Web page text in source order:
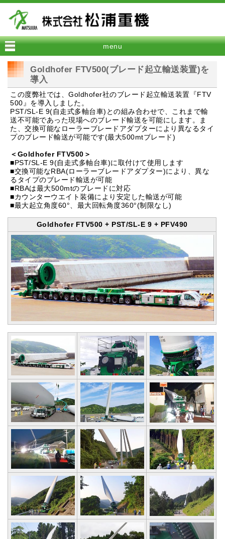
menu
Goldhofer FTV500(ブレード起立輸送装置)を
導入
この度弊社では、Goldhofer社のブレード起立輸送装置『FTV
500』を導入しました。
PST/SL-E 9(自走式多軸台車)との組み合わせで、これまで輸
送不可能であった現場へのブレード輸送を可能にします。ま
た、交換可能なローラーブレードアダプターにより異なるタイ
プのブレード輸送が可能です(最大500mtブレード)
＜Goldhofer FTV500＞
■PST/SL-E 9(自走式多軸台車)に取付けて使用します
■交換可能なRBA(ローラーブレードアダプター)により、異な
るタイプのブレード輸送が可能
■RBAは最大500mtのブレードに対応
■カウンターウエイト装備により安定した輸送が可能
■最大起立角度60°、最大回転角度360°(制限なし)
Goldhofer FTV500 + PST/SL-E 9 + PFV490